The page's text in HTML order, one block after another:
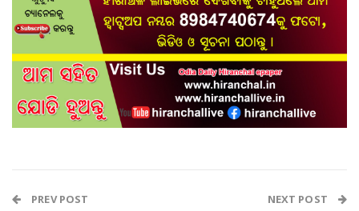
PREV POST NEXT POST